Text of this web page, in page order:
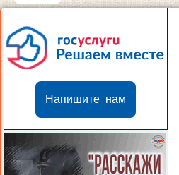
Напишите нам